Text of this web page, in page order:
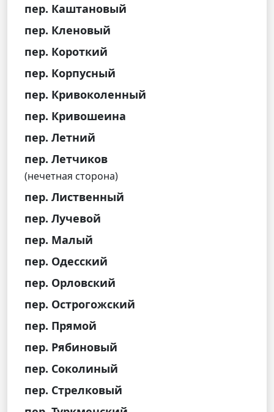
пер. Каштановый
пер. Кленовый
пер. Короткий
пер. Корпусный
пер. Кривоколенный
пер. Кривошеина
пер. Летний
пер. Летчиков
(нечетная сторона)
пер. Лиственный
пер. Лучевой
пер. Малый
пер. Одесский
пер. Орловский
пер. Острогожский
пер. Прямой
пер. Рябиновый
пер. Соколиный
пер. Стрелковый